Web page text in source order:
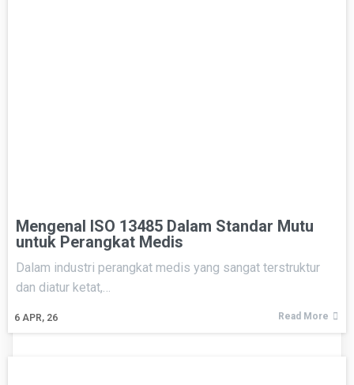
Mengenal ISO 13485 Dalam Standar Mutu
untuk Perangkat Medis
6 APR, 26
Dalam industri perangkat medis yang sangat terstruktur
dan diatur ketat,…
Read More